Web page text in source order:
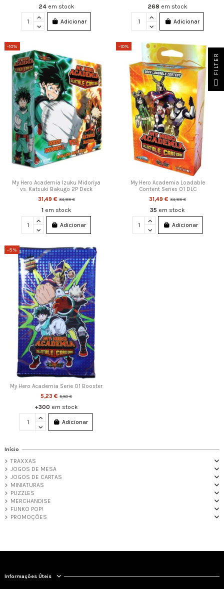
24 em stock
Adicionar
268 em stock
Adicionar
-10%
My Hero Academia Izuku Midoriya
vs. Katsuki Bakugo 2P Deck
31,49 €34,99 €
1 em stock
Adicionar
-10%
My Hero Academia Loadable
Content Series 01 DLC
31,49 €34,99 €
35 em stock
Adicionar
-5%
My Hero Academia Serie 01 Booster
5,23 €5,50 €
+300 em stock
Adicionar
Início
TRAXXAS
JOGOS DE MESA
JOGOS DE CARTAS
MINIATURAS
PUZZLES
MERCHANDISE
FUNKO POP!
PROMOÇÕES
Informações Úteis
FILTER